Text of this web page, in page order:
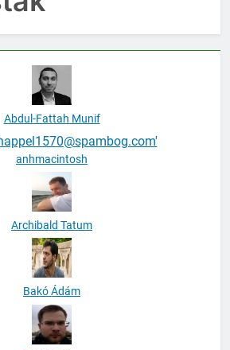
Abdul-Fattah Munif
anhmacintosh
Archibald Tatum
Bakó Ádám